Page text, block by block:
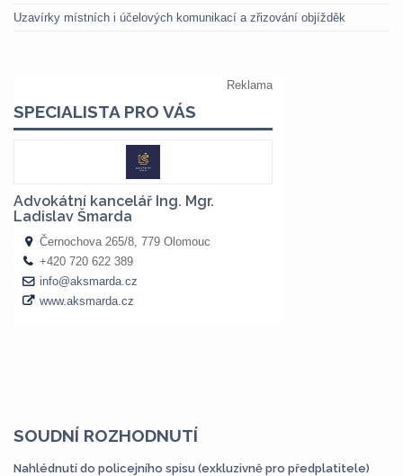
Uzavírky místních i účelových komunikací a zřizování objížděk
SOUDNÍ ROZHODNUTÍ
Nahlédnutí do policejního spisu (exkluzivně pro předplatitele)